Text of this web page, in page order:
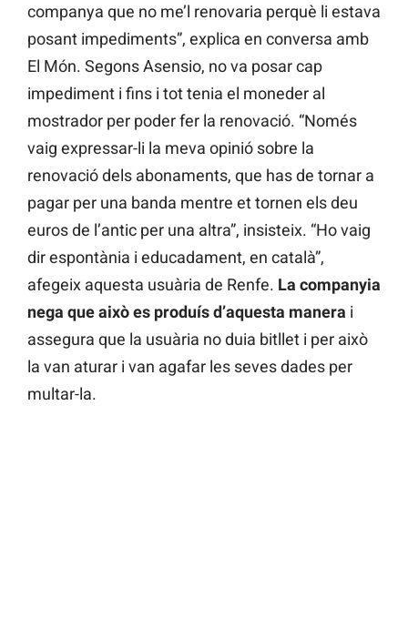
companya que no me’l renovaria perquè li estava
posant impediments”, explica en conversa amb
El Món. Segons Asensio, no va posar cap
impediment i fins i tot tenia el moneder al
mostrador per poder fer la renovació. “Només
vaig expressar-li la meva opinió sobre la
renovació dels abonaments, que has de tornar a
pagar per una banda mentre et tornen els deu
euros de l’antic per una altra”, insisteix. “Ho vaig
dir espontània i educadament, en català”,
afegeix aquesta usuària de Renfe. La companyia
nega que això es produís d’aquesta manera i
assegura que la usuària no duia bitllet i per això
la van aturar i van agafar les seves dades per
multar-la.